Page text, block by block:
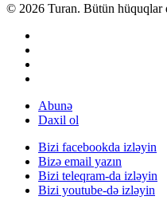
© 2026 Turan. Bütün hüquqlar
Abunə
Daxil ol
Bizi facebookda izləyin
Bizə email yazın
Bizi teleqram-da izləyin
Bizi youtube-də izləyin